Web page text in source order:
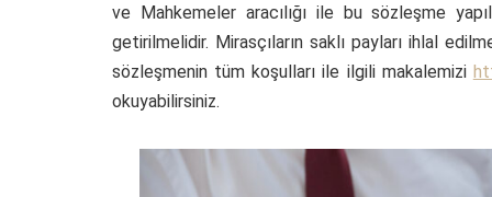
ve Mahkemeler aracılığı ile bu sözleşme
getirilmelidir. Mirasçıların saklı payları ihlal
sözleşmenin tüm koşulları ile ilgili makalemizi
okuyabilirsiniz.